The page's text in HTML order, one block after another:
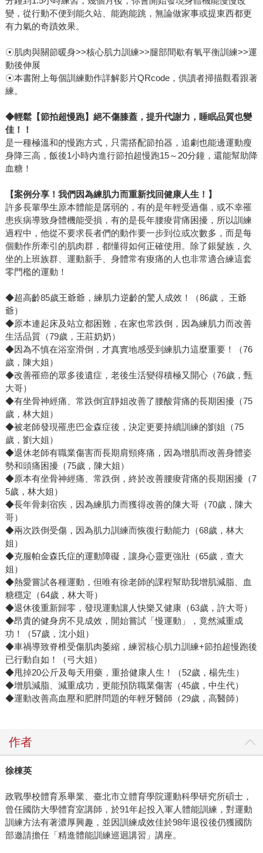
變，從行動不便到能久站、能跑能跳，無論做家事或提東西都更
有力氣的奇蹟效果。
☉肌肉與關節暖身>>核心肌力訓練>>腿部間歇有氧平衡訓練>>運
動後伸展
☉本書附上每個訓練動作詳解影片QRcode，供讀者掃描觀看跟著
練。
◆輕鬆【節拍超慢跑】絕不傷膝蓋，提升代謝力，睡眠品質也變
佳！！
是一種極溫和的慢跑方式，只需搭配節拍器，追劇也能邊運動瘦
身降三高，飯後1小時內進行節拍超慢跑15～20分鐘，還能幫助降
血糖！
【案例分享！我們因為練肌力而重新找回健康人生！】
許多長輩學生原本體能是孱弱的，有的是年輕受過傷，或不幸罹
患疾病導致身體機能受損，有的是長年腰痠背痛困擾，所以訓練
過程中，他從不要求長者們的動作要一步到位或次數多，而是每
個動作所牽引的肌肉群，都懂得如何正確使用。除了銀髮族，久
坐的上班族群、運動新手、身體常有痠痛的人也非常適合練這套
零門檻的運動！
◆超高齡85歲王爺爺，練肌力逆齡的驚人成效！（86歲， 王爺
爺）
◆原本連起床及站立都困難，在家也常跌倒，因為練肌力而改善
生活品質（79歲，王莊奶奶）
◆因為不慎在浴室滑倒，才真實地感受到練肌力這麼重要！（76
歲，陳大姐）
◆改善罹癌的眾多後遺症，老後生活變得積極又開心（76歲，甄
大哥）
◆有坐骨神經痛、常跌倒宜靜姐改善了腰酸背痛的長期困擾（75
歲，林大姐）
◆被老師發現罹患巴金森症後，決定更要持續訓練的劉姐（75
歲，劉大姐）
◆退休老師有職業傷害而長期肩頸疼痛，因為增肌而改善身體姿
勢和頭痛困擾（75歲，陳大姐）
◆原本有坐骨神經痛、常跌倒，終於改善腰痠背痛的長期困擾（7
5歲，林大姐）
◆長年骨刺宿疾，因為練肌力而獲得改善的陳大哥（70歲，陳大
哥）
◆兩次跌倒受傷，因為肌力訓練而恢復行動能力（68歲，林大
姐）
◆克服帕金森氏症的運動障礙，讓身心靈更強壯（65歲，查大
姐）
◆熱愛嘗試各種運動，但唯有徐老師的課程幫助我增肌減脂、血
糖穩定（64歲，林大哥）
◆退休後重新歸零，發現運動讓人快樂又健康（63歲，許大哥）
◆昂貴的健身房不見成效，開始嘗試「慢運動」，竟然減重成
功！（57歲，沈小姐）
◆車禍導致脊椎受傷肌肉萎縮，練習核心肌力訓練+節拍超慢跑後
已行動自如！（弓大姐）
◆甩掉20公斤及每天用藥，重拾健康人生！（52歲，楊先生）
◆增肌減脂、減重成功，更能預防職業傷害（45歲，中生代）
◆運動改善高血壓和肥胖問題的年輕牙醫師（29歲，高醫師）
作者
徐棟英
政戰學校體育系畢業、臺北市立體育學院運動科學研究所碩士，
曾任國防大學體育室講師，於91年起投入軍人體能訓練，對運動
訓練方法有著濃厚興趣，並因訓練成效佳於98年退役後仍獲國防
部邀請擔任「精進體能訓練巡迴講習」講座。